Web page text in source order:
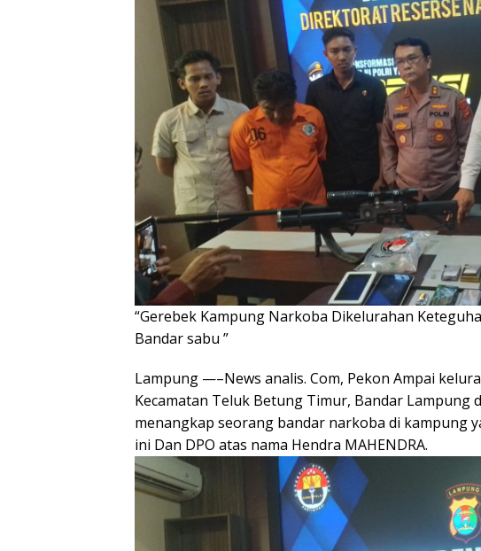
“Gerebek Kampung Narkoba Dikelurahan
Bandar sabu ”
Lampung —–News analis. Com, Pekon Ampai
Kecamatan Teluk Betung Timur, Bandar Lampung
menangkap seorang bandar narkoba di kampung
ini Dan DPO atas nama Hendra MAHENDRA.